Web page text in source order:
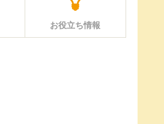
お役立ち情報